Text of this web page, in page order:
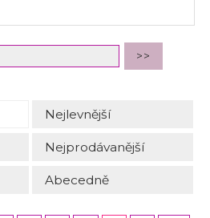
Nejlevnější
Nejprodávanější
Abecedně